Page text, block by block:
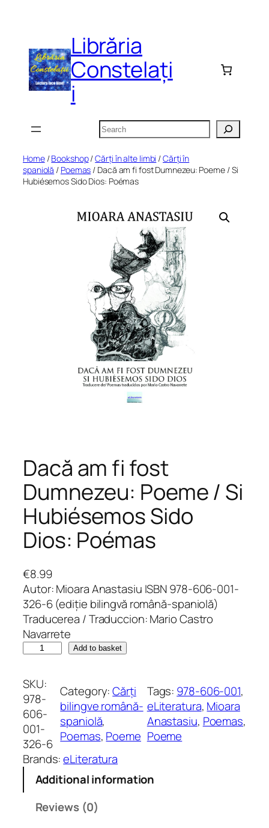
Librăria
Constelați
i
Search
Home/Bookshop/Cărți în alte limbi /Cărți în
spaniolă / Poemas / Dacă am fi fost Dumnezeu: Poeme / Si
Hubiésemos Sido Dios: Poémas
Dacă am fi fost
Dumnezeu: Poeme / Si
Hubiésemos Sido
Dios: Poémas
€8.99
Autor: Mioara Anastasiu ISBN 978-606-001-
326-6 (ediție bilingvă română-spaniolă)
Traducerea / Traduccion: Mario Castro
Navarrete
c
ă
a
m
f
i
f
Add to basket
SKU:
978-
606-
001-
326-6
Category:Cărți
bilingve română-
spaniolă
Poemas, Poeme
Tags: 978-606-001
eLiteratura, Mioara
Anastasiu, Poemas
Poeme
Brands:eLiteratura
Additional information
Reviews (0)